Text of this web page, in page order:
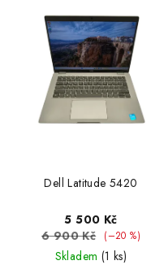
Dell Latitude 5420
5 500 Kč
6 900 Kč
(–20 %)
Skladem (1 ks)